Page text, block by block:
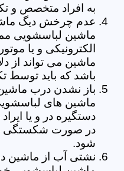
به افراد متخصص و
عدم چرخش دیگ
ماشین لباسشویی
الکترونیکی و یا
ماشین می تواند از
باشد که باید توسط
باز نشدن درب
ماشین های
دستگیره در و یا
در صورت شکستگی
شود.
نشتی آب از ماشین